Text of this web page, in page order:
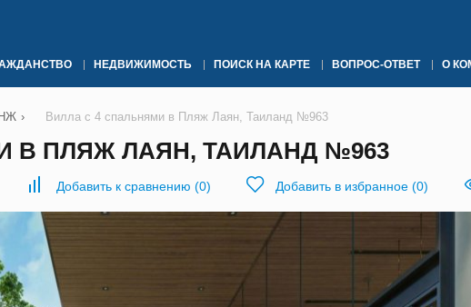
НЕДВИЖИМОСТЬ ПОИСК НА КАРТЕ ВОПРОС-ОТВЕТ О
› Вилла с 4 спальнями в Пляж Лаян, Таиланд №963
В ПЛЯЖ ЛАЯН, ТАИЛАНД №963
Добавить к сравнению (0) Добавить в избранное (0)